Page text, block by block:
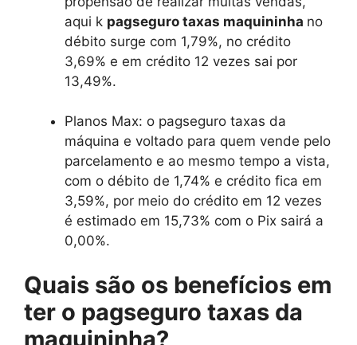
aqui k pagseguro taxas maquininha no
débito surge com 1,79%, no crédito
3,69% e em crédito 12 vezes sai por
13,49%.
Planos Max: o pagseguro taxas da
máquina e voltado para quem vende pelo
parcelamento e ao mesmo tempo a vista,
com o débito de 1,74% e crédito fica em
3,59%, por meio do crédito em 12 vezes
é estimado em 15,73% com o Pix sairá a
0,00%.
Quais são os benefícios em
ter o pagseguro taxas da
maquininha?